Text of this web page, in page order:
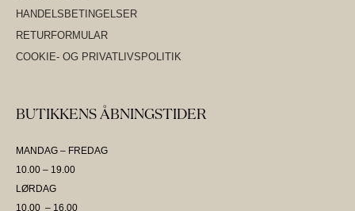
HANDELSBETINGELSER
RETURFORMULAR
COOKIE- OG PRIVATLIVSPOLITIK
BUTIKKENS ÅBNINGSTIDER
MANDAG – FREDAG
10.00 – 19.00
LØRDAG
10.00 – 16.00